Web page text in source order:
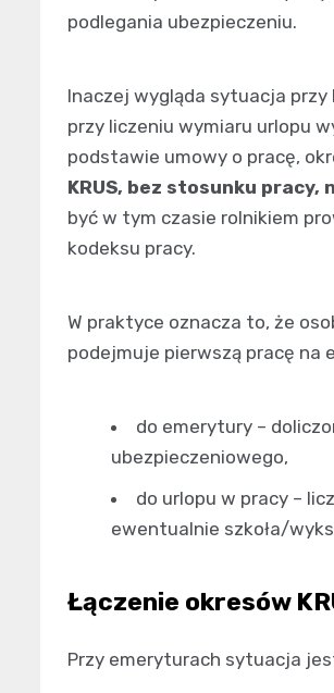
podlegania ubezpieczeniu.
Inaczej wygląda sytuacja przy
przy liczeniu wymiaru urlopu
podstawie umowy o pracę,
KRUS, bez stosunku
być w tym czasie rolnikiem
kodeksu pracy.
W praktyce oznacza to, że
podejmuje pierwszą pracę na
do emerytury –
ubezpieczeniowego,
do urlopu w pracy –
ewentualnie szkoła/
Łączenie okresów
Przy emeryturach sytuacja